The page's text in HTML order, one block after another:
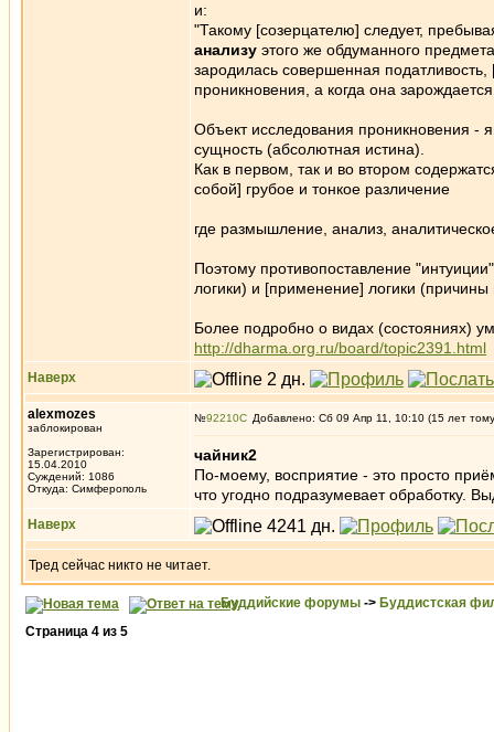
и:
"Такому [созерцателю] следует,
анализу этого же обдуманного
зародилась совершенная податливость,
проникновения, а когда она
Объект исследования проникновения -
сущность (абсолютная истина).
Как в первом, так и во втором
собой] грубое и тонкое различение
где размышление, анализ,
Поэтому противопоставление
логики) и [применение] логики
Более подробно о видах (состояниях)
http://dharma.org.ru/board/topic2391.html
Наверх
alexmozes
заблокирован
Зарегистрирован:
15.04.2010
Суждений: 1086
Откуда: Симферополь
№92210 Добавлено: Сб 09 Апр 11, 10:10 (15 лет
чайник2
По-моему, восприятие - это просто
что угодно подразумевает обработку.
Наверх
Тред сейчас никто не читает.
Буддийские форумы -> Буддистская
Страница 4 из 5